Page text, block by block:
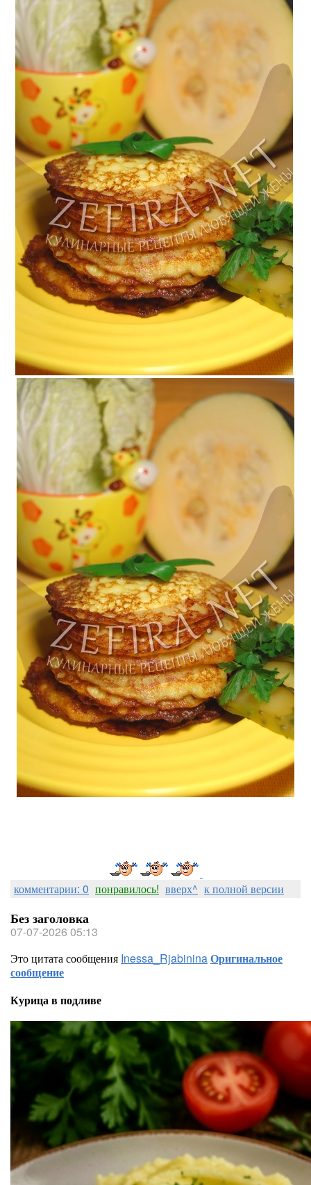
комментарии: 0 понравилось! вверх^ к полной версии
Без заголовка
07-07-2026 05:13
Это цитата сообщения Inessa_RjabininaОригинальное
сообщение
Курица в подливе